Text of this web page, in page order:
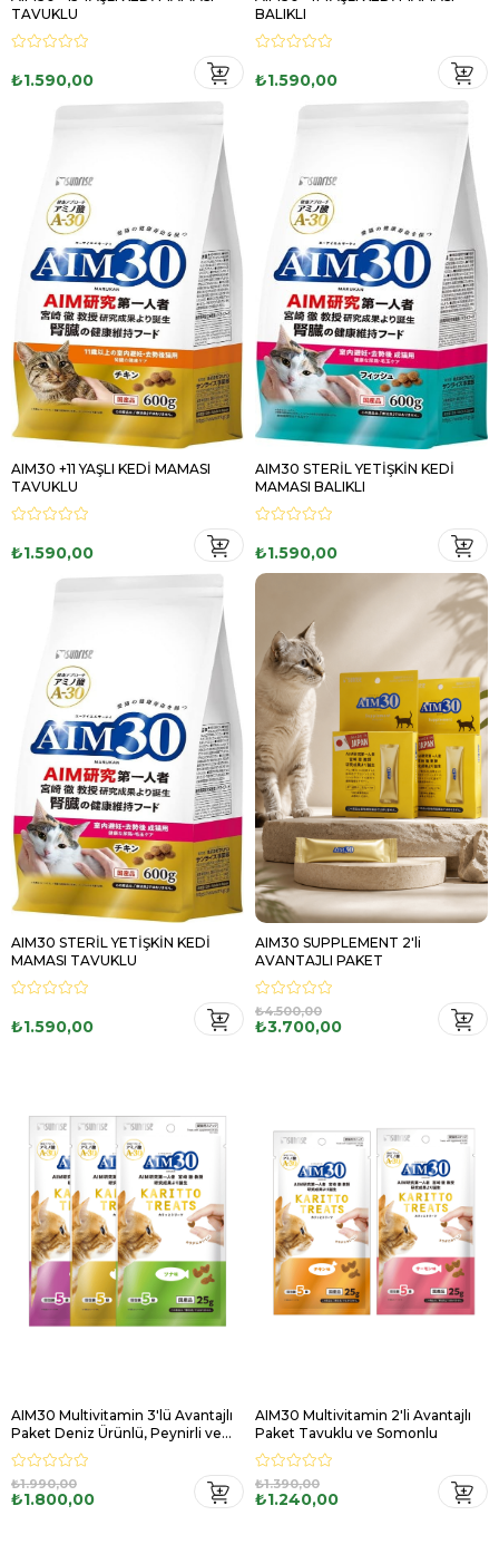
TAVUKLU
₺1.590,00
BALIKLI
₺1.590,00
AIM30 +11 YAŞLI KEDİ MAMASI
TAVUKLU
₺1.590,00
AIM30 STERİL YETİŞKİN KEDİ
MAMASI BALIKLI
₺1.590,00
AIM30 STERİL YETİŞKİN KEDİ
MAMASI TAVUKLU
₺1.590,00
AIM30 SUPPLEMENT 2'li
AVANTAJLI PAKET
₺3.700,00
₺4.500,00
AIM30 Multivitamin 3'lü Avantajlı
Paket Deniz Ürünlü, Peynirli ve
Ton Balıklı
₺1.800,00
₺1.990,00
AIM30 Multivitamin 2'li Avantajlı
Paket Tavuklu ve Somonlu
₺1.240,00
₺1.390,00